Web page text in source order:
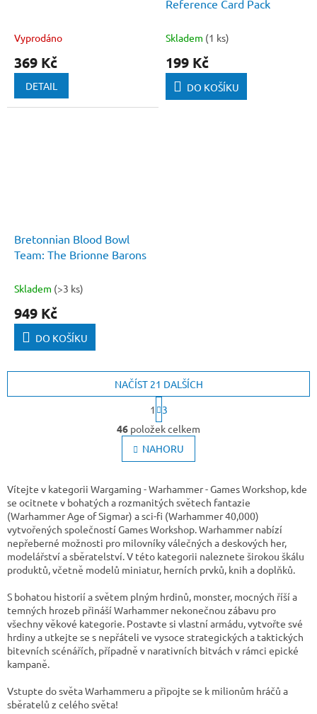
Vyprodáno
369 Kč
DETAIL
Reference Card Pack
Skladem (1 ks)
199 Kč
DO KOŠÍKU
Bretonnian Blood Bowl
Team: The Brionne Barons
Skladem (>3 ks)
949 Kč
DO KOŠÍKU
O
v
l
á
a
c
í
p
r
v
k
v
ý
p
i
s
NAČÍST 21 DALŠÍCH
S
t
r
á
n
k
v
á
n
í
1
3
46 položek celkem
NAHORU
Vítejte v kategorii Wargaming - Warhammer - Games Workshop, kde
se ocitnete v bohatých a rozmanitých světech fantazie
(Warhammer Age of Sigmar) a sci-fi (Warhammer 40,000)
vytvořených společností Games Workshop. Warhammer nabízí
nepřeberné možnosti pro milovníky válečných a deskových her,
modelářství a sběratelství. V této kategorii naleznete širokou škálu
produktů, včetně modelů miniatur, herních prvků, knih a doplňků.
S bohatou historií a světem plným hrdinů, monster, mocných říší a
temných hrozeb přináší Warhammer nekonečnou zábavu pro
všechny věkové kategorie. Postavte si vlastní armádu, vytvořte své
hrdiny a utkejte se s nepřáteli ve vysoce strategických a taktických
bitevních scénářích, případně v narativních bitvách v rámci epické
kampaně.
Vstupte do světa Warhammeru a připojte se k milionům hráčů a
sběratelů z celého světa!